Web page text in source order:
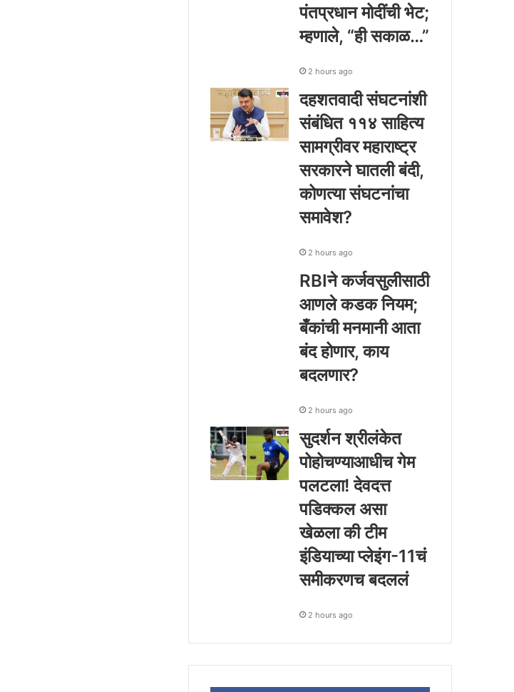
पंतप्रधान मोदींची भेट;
म्हणाले, “ही सकाळ…”
2 hours ago
दहशतवादी संघटनांशी
संबंधित ११४ साहित्य
सामग्रीवर महाराष्ट्र
सरकारने घातली बंदी,
कोणत्या संघटनांचा
समावेश?
2 hours ago
RBIने कर्जवसुलीसाठी
आणले कडक नियम;
बँकांची मनमानी आता
बंद होणार, काय
बदलणार?
2 hours ago
सुदर्शन श्रीलंकेत
पोहोचण्याआधीच गेम
पलटला! देवदत्त
पडिक्कल असा
खेळला की टीम
इंडियाच्या प्लेइंग-11चं
समीकरणच बदललं
2 hours ago